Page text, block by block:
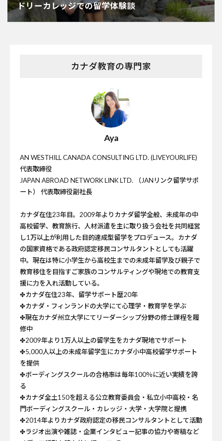
ドリーカレッジでの留学体験談
カナダ教育の専門家
Aya
AN WESTHILL CANADA CONSULTING LTD. (LIVEYOURLIFE)
代表取締役
JAPAN ABROAD NETWORK LINK LTD. （JANリンク留学サポ
ート） 代表取締役副社長
カナダ在住23年目。2009年よりカナダ留学全般、未成年の中
高校留学、教育旅行、人材派遣を主に取り扱う会社を共同経営
し1万以上が利用した目的達成型留学をプロデュース。カナダ
の国家資格である政府認定移民コンサルタントとしても活躍
中。現在は特に小学生から高校生までの未成年留学及び親子で
教育移住を目指すご家族のコンサルティングや現地での教育支
援に力を入れ活動している。
✤カナダ在住23年、留学サポート歴20年
✤カナダ・フィンランドの大学にて心理学・教育学を学ぶ
✤現在カナダ州立大学にてリーダーシップ分野の修士課程を履
修中
✤2009年より1万人以上の留学生をカナダ現地でサポート
✤5,000人以上の未成年留学生にカナダ小中高校留学サポート
を提供
✤ボーディングスクールの合格率は毎年100％に近い実績を誇
る
✤カナダ全土150を超える公立教育委員会・私立小中高校・名
門ボーディングスクール・カレッジ・大学・大学院と提携
✤2014年よりカナダ政府認定の移民コンサルタントとして活動
✤ラジオ出演や雑誌・企業インタビュー記事の協力や寄稿など